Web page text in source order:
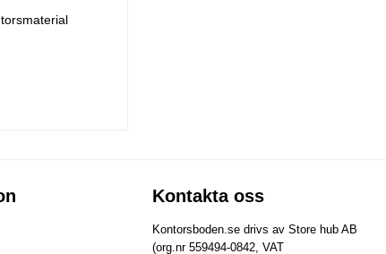
Kontakta oss
Kontorsboden.se drivs av Store hub AB
(org.nr 559494-0842, VAT